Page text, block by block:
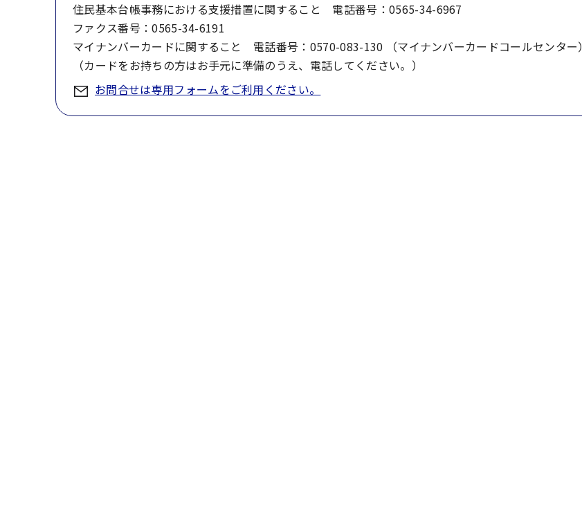
住民基本台帳事務における支援措置に関すること 電話番号：0565-34-6967
ファクス番号：0565-34-6191
マイナンバーカードに関すること 電話番号：0570-083-130 （マイナンバーカードコールセンター）
（カードをお持ちの方はお手元に準備のうえ、電話してください。）
お問合せは専用フォームをご利用ください。